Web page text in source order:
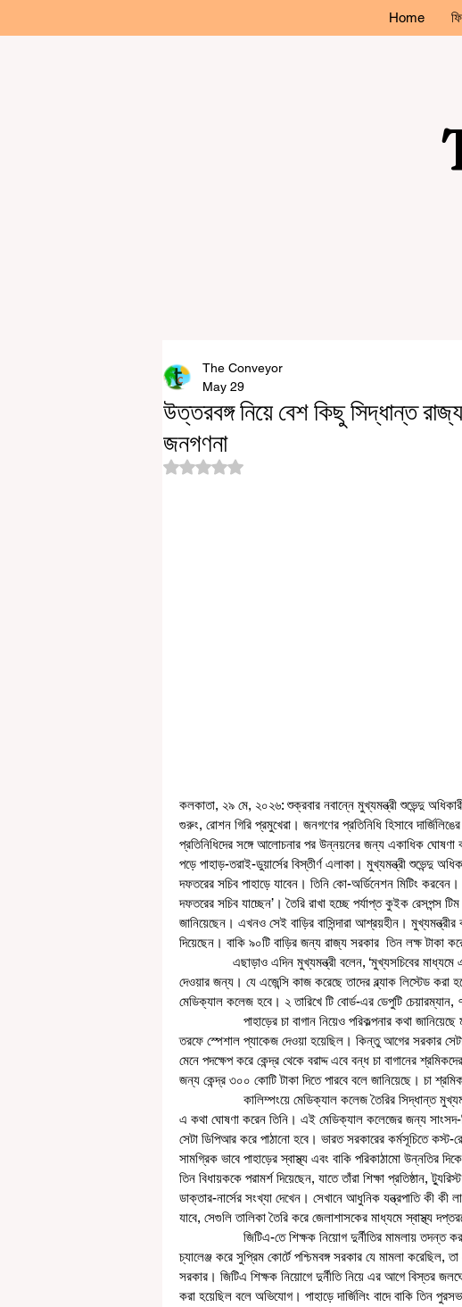
Home
উত্তরবঙ্গ নিয়ে বেশ কিছু সিদ্ধান্ত
জনগণনা
The Conveyor
May 29
Rated NaN out of 5 stars.
কলকাতা, ২৯ মে, ২০২৬: শুক্রবার নবান্নে মুখ্যমন্ত্রী শুভেন্দু
গুরুং, রোশন গিরি প্রমুখেরা। জনগণের প্রতিনিধি হিসাবে
প্রতিনিধিদের সঙ্গে আলোচনার পর উন্নয়নের জন্য একাধিক ঘোষণা
পড়ে পাহাড়-তরাই-ডুয়ার্সের বিস্তীর্ণ এলাকা। মুখ্যমন্ত্রী শুভেন্দু
দফতরের সচিব পাহাড়ে যাবেন। তিনি কো-অর্ডিনেশন মিটিং
দফতরের সচিব যাচ্ছেন’। তৈরি রাখা হচ্ছে পর্যাপ্ত কুইক রেসপন্স
জানিয়েছেন। এখনও সেই বাড়ির বাসিন্দারা আশ্রয়হীন।
দিয়েছেন। বাকি ৯০টি বাড়ির জন্য রাজ্য সরকার  তিন লক্ষ টাকা
দেওয়ার জন্য। যে এজেন্সি কাজ করেছে তাদের ব্ল্যাক লিস্টেড করা
মেডিক্যাল কলেজ হবে। ২ তারিখে টি বোর্ড-এর ডেপুটি চেয়ারম্যান,
তরফে স্পেশাল প্যাকেজ দেওয়া হয়েছিল। কিন্তু আগের সরকার
মেনে পদক্ষেপ করে কেন্দ্র থেকে বরাদ্দ এবে বন্ধ চা বাগানের
জন্য কেন্দ্র ৩০০ কোটি টাকা দিতে পারবে বলে জানিয়েছে। চা
এ কথা ঘোষণা করেন তিনি। এই মেডিক্যাল কলেজের জন্য সাংসদ-
সেটা ডিপিআর করে পাঠানো হবে। ভারত সরকারের কর্মসূচিতে কস্ট-
সামগ্রিক ভাবে পাহাড়ের স্বাস্থ্য এবং বাকি পরিকাঠামো উন্নতির
তিন বিধায়ককে পরামর্শ দিয়েছেন, যাতে তাঁরা শিক্ষা প্রতিষ্ঠান,
ডাক্তার-নার্সের সংখ্যা দেখেন। সেখানে আধুনিক যন্ত্রপাতি কী
যাবে, সেগুলি তালিকা তৈরি করে জেলাশাসকের মাধ্যমে স্বাস্থ্য
চ্যালেঞ্জ করে সুপ্রিম কোর্টে পশ্চিমবঙ্গ সরকার যে মামলা করেছিল,
সরকার। জিটিএ শিক্ষক নিয়োগে দুর্নীতি নিয়ে এর আগে বিস্তর
করা হয়েছিল বলে অভিযোগ। পাহাড়ে দার্জিলিং বাদে বাকি তিন